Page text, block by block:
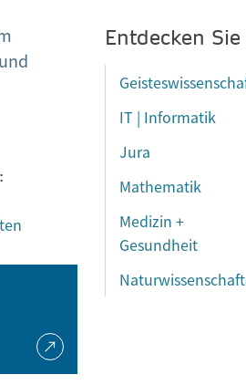
Entdecken
IT | Informatik
Jura
Mathematik
Medizin +
Gesundheit